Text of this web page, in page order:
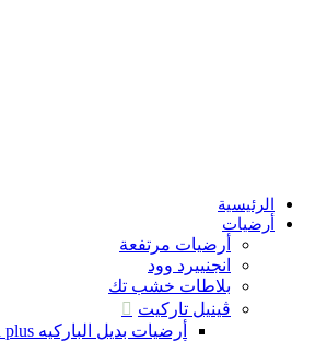
الرئيسية
أرضيات
أرضيات مرتفعة
انجنييرد وود
بلاطات خشب تك
ڤينيل تاركيت
أرضيات بديل الباركيه Standard plus